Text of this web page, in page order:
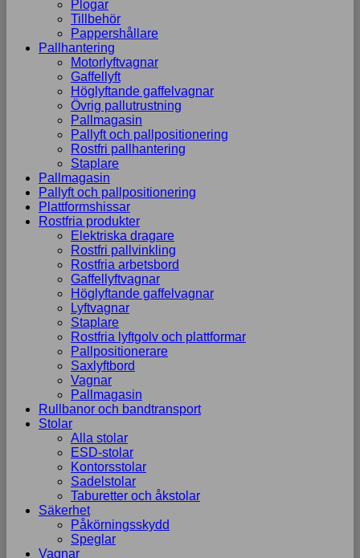
Plogar
Tillbehör
Pappershållare
Pallhantering
Motorlyftvagnar
Gaffellyft
Höglyftande gaffelvagnar
Övrig pallutrustning
Pallmagasin
Pallyft och pallpositionering
Rostfri pallhantering
Staplare
Pallmagasin
Pallyft och pallpositionering
Plattformshissar
Rostfria produkter
Elektriska dragare
Rostfri pallvinkling
Rostfria arbetsbord
Gaffellyftvagnar
Höglyftande gaffelvagnar
Lyftvagnar
Staplare
Rostfria lyftgolv och plattformar
Pallpositionerare
Saxlyftbord
Vagnar
Pallmagasin
Rullbanor och bandtransport
Stolar
Alla stolar
ESD-stolar
Kontorsstolar
Sadelstolar
Taburetter och åkstolar
Säkerhet
Påkörningsskydd
Speglar
Vagnar